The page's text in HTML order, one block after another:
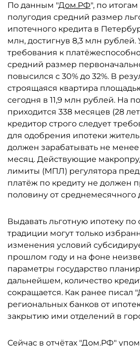
По данным "Дом.РФ", по
полугодия средний размер
ипотечного кредита в
млн, достигнув 8,3 млн рублей.
требования к
средний размер
повысился с 30% до 32%. В
строящаяся квартира
сегодня в 11,9 млн рублей. На
приходится 338 месяцев (28
кредитор строго следует
для одобрения ипотеки
должен зарабатывать не менее
месяц. Действующие
лимиты (МПЛ) регулятора
платёж по кредиту не должен
половину от среднемесячного
Выдавать льготную ипотеку
традиции могут только
изменения условий
прошлом году и на фоне
параметры государство
дальнейшем, количество
сокращается. Как ранее писал
региональных банков от
закрытию ими отделений в
Сейчас в отчётах "Дом.РФ"